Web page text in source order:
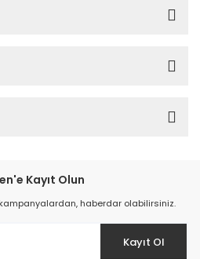
Kayıt Olun
haberdar olabilirsiniz.
Kayıt Ol